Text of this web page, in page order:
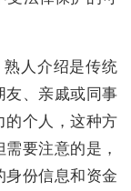
人介绍是传统
友、亲戚或同事
的个人，这种方
要注意的是，
身份信息和资金